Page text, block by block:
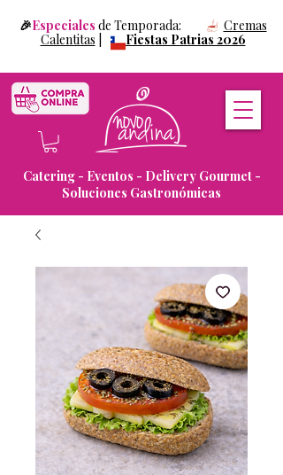
Catering - Eventos - Delivery Gourmet -
Soluciones Gastronómicas
🎉Especiales de Temporada: Cremas
Calentitas
Fiestas Patrias 2026